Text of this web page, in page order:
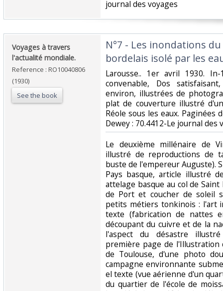
journal des voyages‎
‎Voyages à travers
l'actualité mondiale.‎
Reference : RO10040806
(1930)
See the book
‎N°7 - Les inondations
bordelais isolé par les
‎Larousse.. 1er avril 1930.
convenable, Dos
environ, illustrées de
plat de couverture illustré
Réole sous les eaux. Paginées
Dewey : 70.4412-Le journal des
‎Le deuxième millénaire de
illustré de reproductions de
buste de l'empereur Auguste).
Pays basque, article illustré
attelage basque au col de
de Port et coucher de soleil
petits métiers tonkinois : l'art
texte (fabrication de nattes
découpant du cuivre et de la
l'aspect du désastre
première page de
de Toulouse, d'une photo
campagne environnante
el texte (vue aérienne d'un
du quartier de l'école de